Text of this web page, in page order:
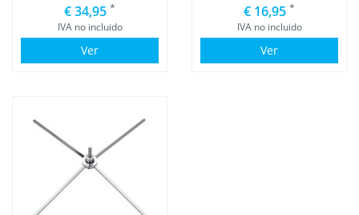
€ 34,95 *
IVA no incluido
Ver
€ 16,95 *
IVA no incluido
Ver